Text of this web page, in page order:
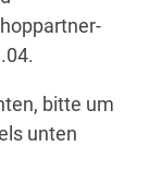
bitte um
unten